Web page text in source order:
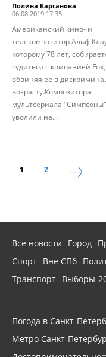
Полина Карганова -
06.08.2019 17:35
Американский кино- и
телекомпозитор Альф
которому 78 лет,
судиться с компанией Fox,
обвиняя ее в
возрасту.Композитора
мультсериала "Симпсоны"
уволили на...
1 2
Все новости Город
Спорт Вне СПб
Транспорт Выборы-
Погода в Санкт-
Метро Санкт-